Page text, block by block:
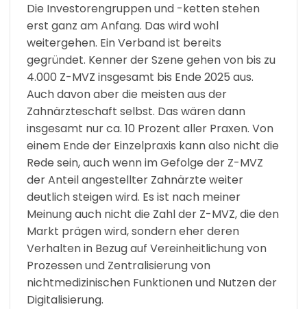
Die Investorengruppen und -ketten stehen
erst ganz am Anfang. Das wird wohl
weitergehen. Ein Verband ist bereits
gegründet. Kenner der Szene gehen von bis zu
4.000 Z-MVZ insgesamt bis Ende 2025 aus.
Auch davon aber die meisten aus der
Zahnärzteschaft selbst. Das wären dann
insgesamt nur ca. 10 Prozent aller Praxen. Von
einem Ende der Einzelpraxis kann also nicht die
Rede sein, auch wenn im Gefolge der Z-MVZ
der Anteil angestellter Zahnärzte weiter
deutlich steigen wird. Es ist nach meiner
Meinung auch nicht die Zahl der Z-MVZ, die den
Markt prägen wird, sondern eher deren
Verhalten in Bezug auf Vereinheitlichung von
Prozessen und Zentralisierung von
nichtmedizinischen Funktionen und Nutzen der
Digitalisierung.